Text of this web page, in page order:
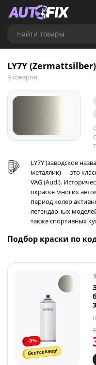
Найти товары
LY7Y
9 товаров
LY7Y (заводское
металлик) — это
VAG (Audi).
окраске многих
период колер
легендарных
также спортивных
Подбор краски по
-9%
бестселлер!